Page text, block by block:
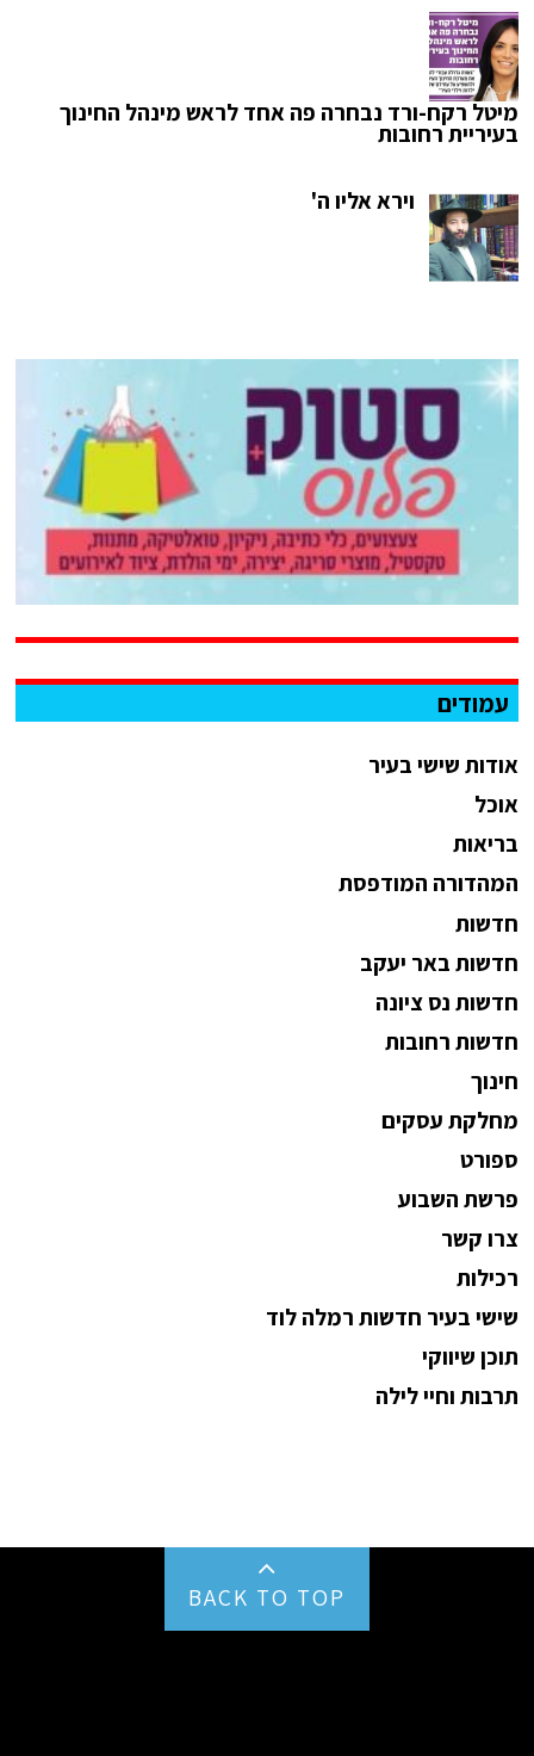
מיטל רקח-ורד נבחרה פה אחד לראש מינהל החינוך
בעיריית רחובות
וירא אליו ה'
עמודים
אודות שישי בעיר
אוכל
בריאות
המהדורה המודפסת
חדשות
חדשות באר יעקב
חדשות נס ציונה
חדשות רחובות
חינוך
מחלקת עסקים
ספורט
פרשת השבוע
צרו קשר
רכילות
שישי בעיר חדשות רמלה לוד
תוכן שיווקי
תרבות וחיי לילה
BACK TO TOP